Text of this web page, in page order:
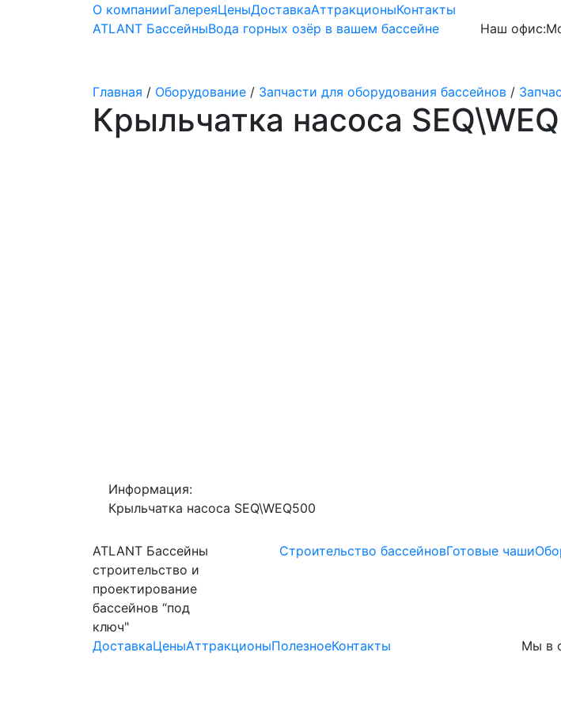
О компанииГалереяЦеныДоставкаАттракционыКонтакты
ATLANT БассейныВода горных озёр в вашем бассейне Наш офис:
Главная / Оборудование / Запчасти для оборудования бассейнов /
Крыльчатка насоса
Информация:
Крыльчатка насоса SEQ\WEQ500
ATLANT Бассейны
строительство и
проектирование
бассейнов “под
ключ"
Строительство бассейновГотовые чаши
ДоставкаЦеныАттракционыПолезноеКонтакты Мы в